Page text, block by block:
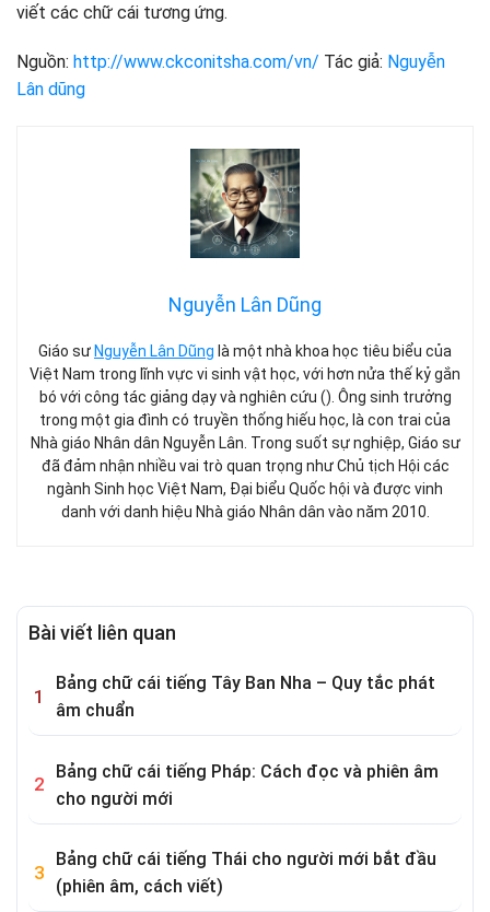
viết các chữ cái tương ứng.
Nguồn: http://www.ckconitsha.com/vn/ Tác giả: Nguyễn
Lân dũng
Nguyễn Lân Dũng
Giáo sư Nguyễn Lân Dũng là một nhà khoa học tiêu biểu của
Việt Nam trong lĩnh vực vi sinh vật học, với hơn nửa thế kỷ gắn
bó với công tác giảng dạy và nghiên cứu (). Ông sinh trưởng
trong một gia đình có truyền thống hiếu học, là con trai của
Nhà giáo Nhân dân Nguyễn Lân. Trong suốt sự nghiệp, Giáo sư
đã đảm nhận nhiều vai trò quan trọng như Chủ tịch Hội các
ngành Sinh học Việt Nam, Đại biểu Quốc hội và được vinh
danh với danh hiệu Nhà giáo Nhân dân vào năm 2010.
Bài viết liên quan
Bảng chữ cái tiếng Tây Ban Nha – Quy tắc phát
âm chuẩn
Bảng chữ cái tiếng Pháp: Cách đọc và phiên âm
cho người mới
Bảng chữ cái tiếng Thái cho người mới bắt đầu
(phiên âm, cách viết)